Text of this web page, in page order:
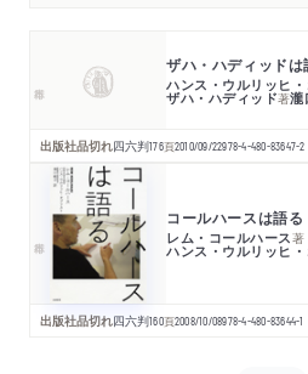
ザハ・ハディッドは
ハンス・ウルリッヒ
ザハ・ハディッド著瀧
出版社品切れ四六判176頁2010/09/22978-4-480-83647-2
コールハースは語る
レム・コールハース著
ハンス・ウルリッヒ
出版社品切れ四六判160頁2008/10/08978-4-480-83644-1